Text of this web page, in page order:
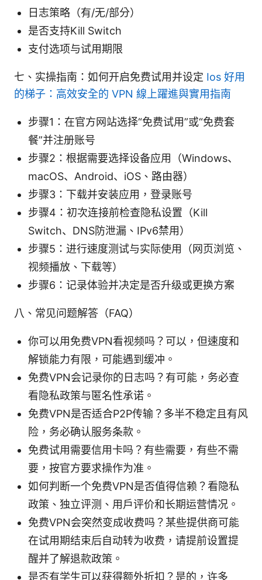
日志策略（有/无/部分）
是否支持Kill Switch
支付选项与试用期限
七、实操指南：如何开启免费试用并设定 Ios 好用
的梯子：高效安全的 VPN 線上躍進與實用指南
步骤1：在官方网站选择“免费试用”或“免费套
餐”并注册账号
步骤2：根据需要选择设备应用（Windows、
macOS、Android、iOS、路由器）
步骤3：下载并安装应用，登录账号
步骤4：初次连接前检查隐私设置（Kill
Switch、DNS防泄漏、IPv6禁用）
步骤5：进行速度测试与实际使用（网页浏览、
视频播放、下载等）
步骤6：记录体验并决定是否升级或更换方案
八、常见问题解答（FAQ）
你可以用免费VPN看视频吗？可以，但速度和
解锁能力有限，可能遇到缓冲。
免费VPN会记录你的日志吗？有可能，务必查
看隐私政策与匿名性承诺。
免费VPN是否适合P2P传输？多半不稳定且有风
险，务必确认服务条款。
免费试用需要信用卡吗？有些需要，有些不需
要，按官方要求操作为准。
如何判断一个免费VPN是否值得信赖？看隐私
政策、独立评测、用户评价和长期运营情况。
免费VPN会突然变成收费吗？某些提供商可能
在试用期结束后自动转为收费，请提前设置提
醒并了解退款政策。
是否有学生可以获得额外折扣？是的，许多